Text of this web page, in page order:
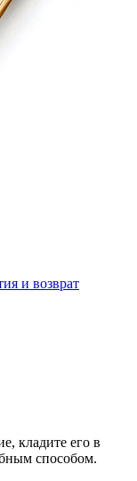
и возврат
кладите его в
способом.